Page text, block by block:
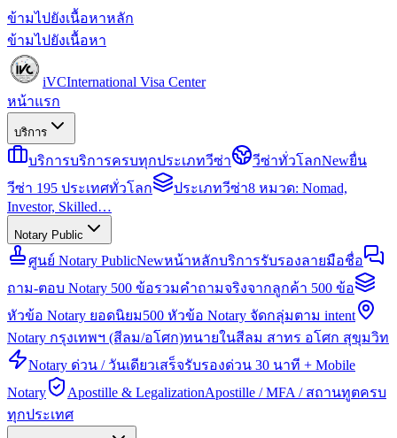
ข้ามไปยังเนื้อหาหลัก
ข้ามไปยังเนื้อหา
iVCInternational Visa Center
หน้าแรก
บริการ
บริการบริการครบทุกประเภทวีซ่า วีซ่าทั่วโลกNewยื่น
วีซ่า 195 ประเทศทั่วโลก
ประเภทวีซ่า8 หมวด: Nomad,
Investor, Skilled…
Notary Public
ศูนย์ Notary PublicNewหน้าหลักบริการรับรองลายมือชื่อ
ถาม-ตอบ Notary 500 ข้อรวมคำถามจริงจากลูกค้า 500 ข้อ
หัวข้อ Notary ยอดนิยม500 หัวข้อ Notary จัดกลุ่มตาม intent
Notary กรุงเทพฯ (สีลม/อโศก)ทนายในสีลม สาทร อโศก สุขุมวิท
Notary ด่วน / วันเดียวเสร็จรับรองด่วน 30 นาที + Mobile
Notary
Apostille & LegalizationApostille / MFA / สถานทูตครบ
ทุกประเทศ